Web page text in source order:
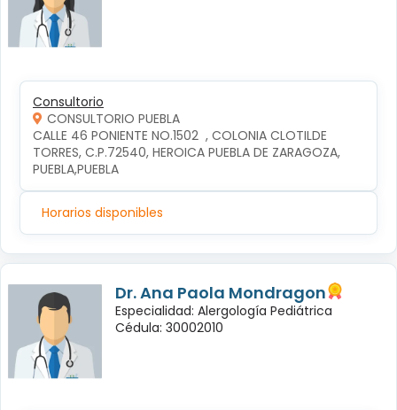
Consultorio
CONSULTORIO PUEBLA
CALLE 46 PONIENTE NO.1502  , COLONIA CLOTILDE
TORRES, C.P.72540, HEROICA PUEBLA DE ZARAGOZA,
PUEBLA,PUEBLA
Horarios disponibles
Dr. Ana Paola Mondragon
Especialidad: Alergología Pediátrica
Cédula: 30002010